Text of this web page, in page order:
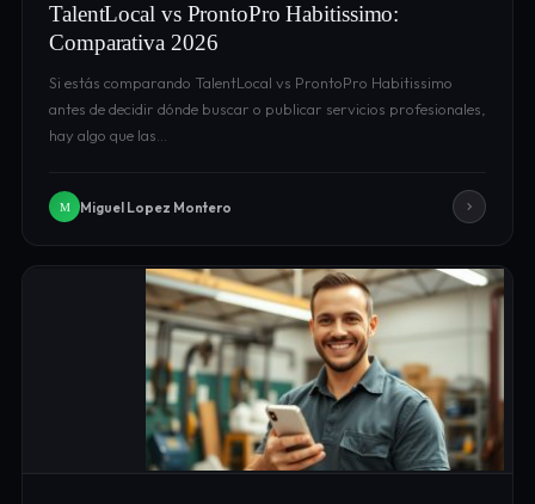
TalentLocal vs ProntoPro Habitissimo:
Comparativa 2026
Si estás comparando TalentLocal vs ProntoPro Habitissimo
antes de decidir dónde buscar o publicar servicios profesionales,
hay algo que las…
M Miguel Lopez Montero